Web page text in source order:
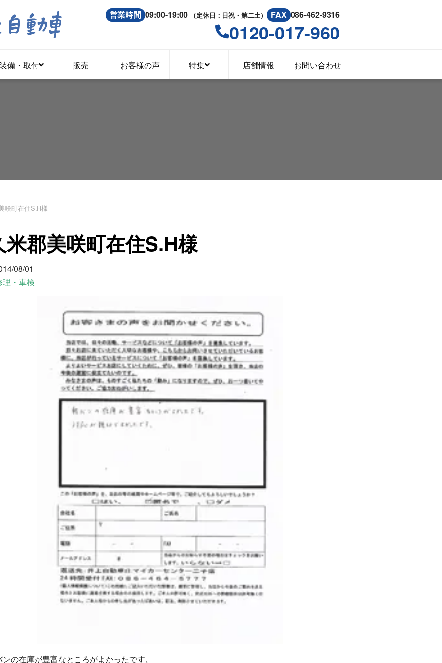
営業時間 09:00-19:00 （定休日：日祝・第二土） FAX 086-462-9316
0120-017-960
備・取付 販売 お客様の声 特集 店舗情報 お問い合わせ
咲町在住S.H様
米郡美咲町在住S.H様
08/01
理・車検
ンの在庫が豊富なところがよかったです。